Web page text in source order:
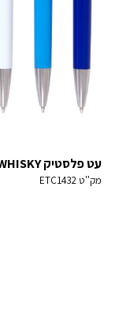
עט פלסטיק WHISKY
מק''טETC1432